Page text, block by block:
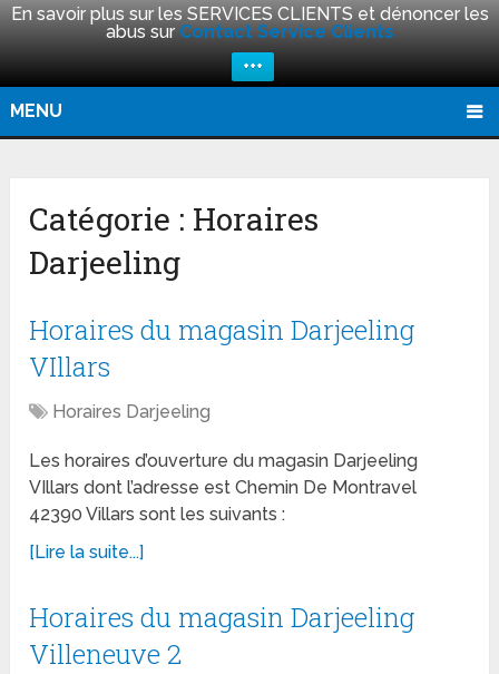
En savoir plus sur les SERVICES CLIENTS et dénoncer les
abus sur Contact Service Clients
+++
MENU
Catégorie : Horaires
Darjeeling
Horaires du magasin Darjeeling
VIllars
Horaires Darjeeling
Les horaires d’ouverture du magasin Darjeeling
VIllars dont l’adresse est Chemin De Montravel
42390 Villars sont les suivants :
[Lire la suite...]
Horaires du magasin Darjeeling
Villeneuve 2